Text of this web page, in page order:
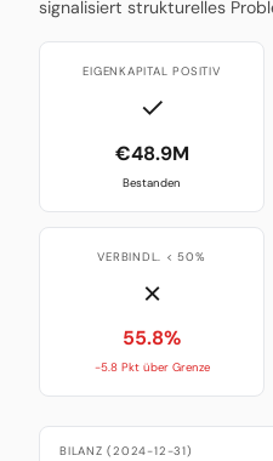
signalisiert strukturelles
EIGENKAPITAL POSITIV
✓
€48.9M
Bestanden
VERBINDL. < 50%
✗
55.8%
-5.8 Pkt über Grenze
BILANZ (2024-12-31)